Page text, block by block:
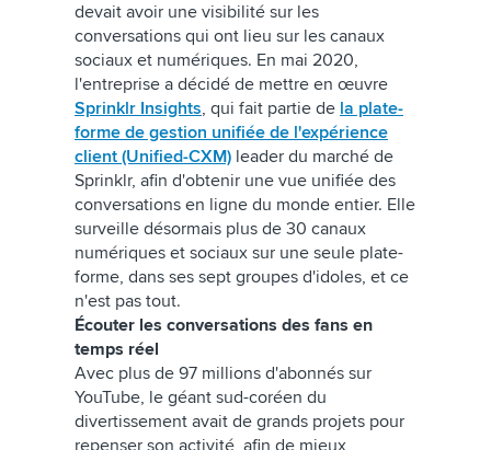
devait avoir une visibilité sur les
conversations qui ont lieu sur les canaux
sociaux et numériques. En mai 2020,
l'entreprise a décidé de mettre en œuvre
Sprinklr Insights, qui fait partie de la plate-
forme de gestion unifiée de l'expérience
client (Unified-CXM) leader du marché de
Sprinklr, afin d'obtenir une vue unifiée des
conversations en ligne du monde entier. Elle
surveille désormais plus de 30 canaux
numériques et sociaux sur une seule plate-
forme, dans ses sept groupes d'idoles, et ce
n'est pas tout.
Écouter les conversations des fans en
temps réel
Avec plus de 97 millions d'abonnés sur
YouTube, le géant sud-coréen du
divertissement avait de grands projets pour
repenser son activité, afin de mieux